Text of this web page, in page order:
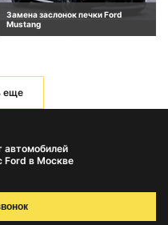
Замена заслонок печки Ford
Mustang
еще
автомобилей
Ford в Москве